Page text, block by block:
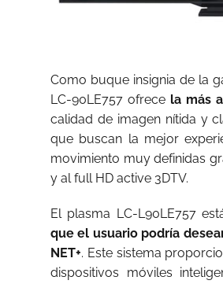
Como buque insignia de la
LC-90LE757 ofrece la más
calidad de imagen nítida y
que buscan la mejor
movimiento muy definidas
y al full HD active 3DTV.
El plasma LC-L90LE757
que el usuario podría
NET+. Este sistema
dispositivos móviles